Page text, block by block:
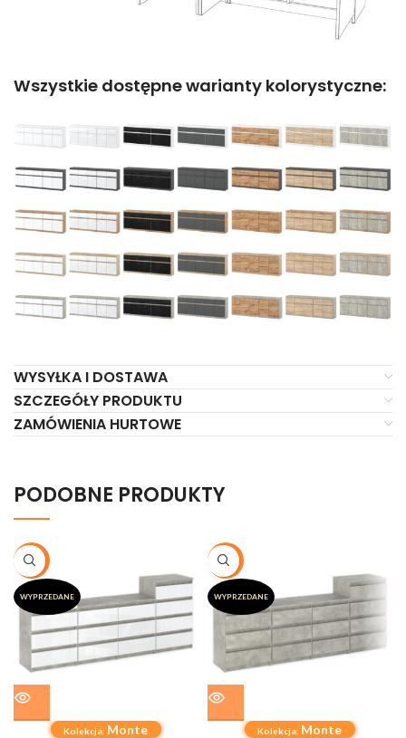
Wszystkie dostępne warianty kolorystyczne:
WYSYŁKA I DOSTAWA
SZCZEGÓŁY PRODUKTU
ZAMÓWIENIA HURTOWE
PODOBNE PRODUKTY
-20%
WYPRZEDANE
Kolekcja: Monte
-20%
WYPRZEDANE
Kolekcja: Monte